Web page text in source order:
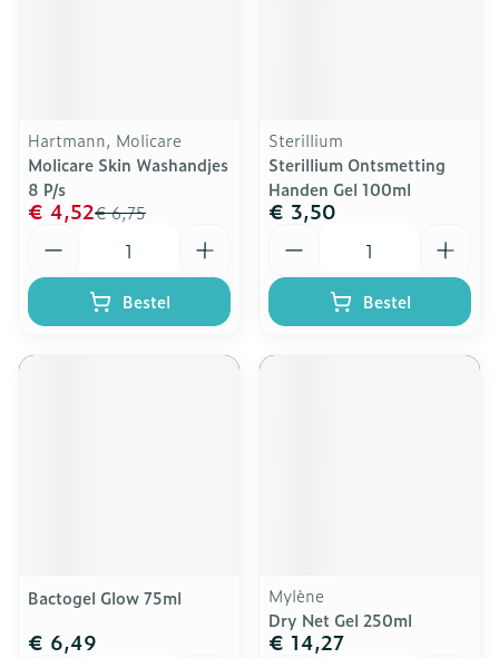
Hartmann, Molicare
Molicare Skin Washandjes
8 P/s
€ 6,75
€ 4,52
Bestel
Sterillium
Sterillium Ontsmetting
Handen Gel 100ml
€ 3,50
Bestel
Bactogel Glow 75ml
€ 6,49
Mylène
Dry Net Gel 250ml
€ 14,27